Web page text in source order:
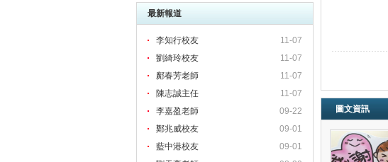
最新報道
11-07
李知行校友
11-07
劉綺玲校友
11-07
鄺春芳老師
11-07
陳志誠主任
09-22
李嘉盈老師
09-01
鄭兆威校友
09-01
藍中港校友
圖文資訊